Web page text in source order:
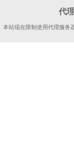
代
本站现在限制使用代理服务